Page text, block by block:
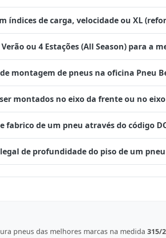
índices de carga, velocidade ou XL
ou 4 Estações (All Season) para a
montagem de pneus na oficina Pneu
montados no eixo da frente ou no
fabrico de um pneu através do código
de profundidade do piso de um
pneus das melhores marcas na medida 315/